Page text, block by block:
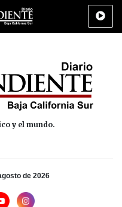
Deportes Cultura
y el mundo.
de 2026